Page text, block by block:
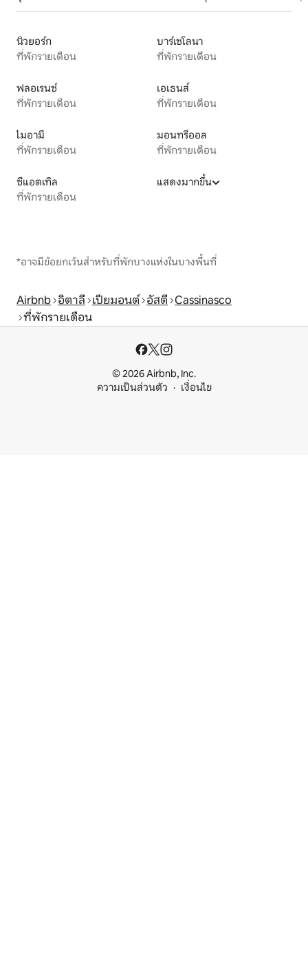
นิวยอร์ก
ที่พักรายเดือน
บาร์เซโลนา
ที่พักรายเดือน
ฟลอเรนซ์
ที่พักรายเดือน
เอเธนส์
ที่พักรายเดือน
ไมอามี
ที่พักรายเดือน
มอนทรีออล
ที่พักรายเดือน
ซีแอตเทิล
ที่พักรายเดือน
แสดงมากขึ้น
*อาจมีข้อยกเว้นสำหรับที่พักบางแห่งในบางพื้นที่
Airbnb อิตาลี เปียมอนต์ อัสตี Cassinasco
ที่พักรายเดือน
© 2026 Airbnb, Inc.
ความเป็นส่วนตัว
เงื่อนไข